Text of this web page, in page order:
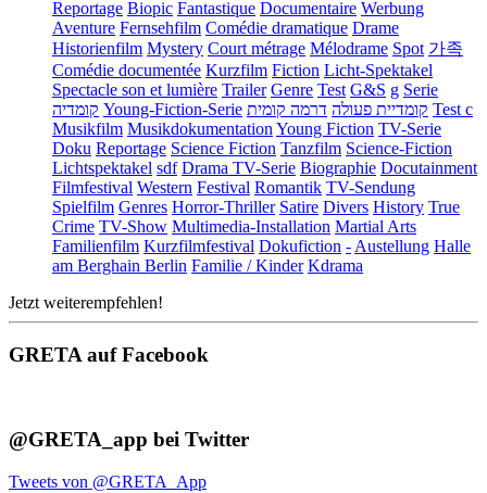
Reportage Biopic Fantastique Documentaire Werbung
Aventure Fernsehfilm Comédie dramatique Drame
Historienfilm Mystery Court métrage Mélodrame Spot 가족
Comédie documentée Kurzfilm Fiction Licht-Spektakel
Spectacle son et lumière Trailer Genre Test G&S g Serie
קומדיה Young-Fiction-Serie קומדיית פעולה דרמה קומית
Test c
Musikfilm Musikdokumentation Young Fiction TV-Serie
Doku Reportage Science Fiction Tanzfilm Science-Fiction
Lichtspektakel sdf Drama TV-Serie Biographie Docutainment
Filmfestival Western Festival Romantik TV-Sendung
Spielfilm Genres Horror-Thriller Satire Divers History True
Crime TV-Show Multimedia-Installation Martial Arts
Familienfilm Kurzfilmfestival Dokufiction - Austellung Halle
am Berghain Berlin Familie / Kinder Kdrama
Jetzt weiterempfehlen!
GRETA auf Facebook
@GRETA_app bei Twitter
Tweets von @GRETA_App